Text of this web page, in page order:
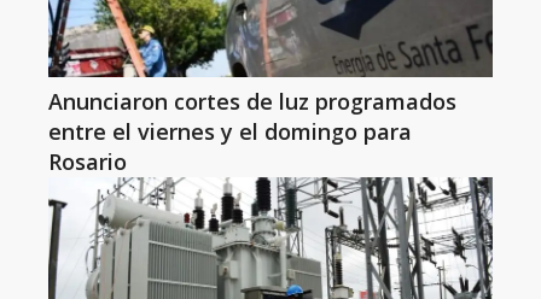
Anunciaron cortes de luz programados
entre el viernes y el domingo para
Rosario